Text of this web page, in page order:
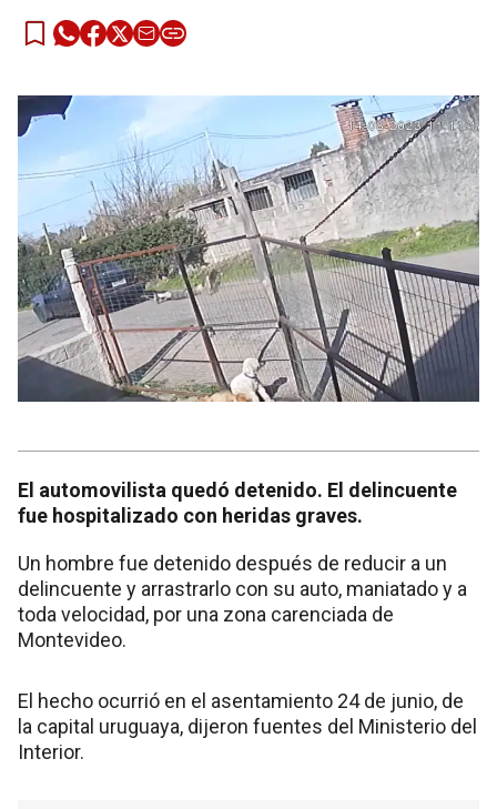
El automovilista quedó detenido. El delincuente
fue hospitalizado con heridas graves.
Un hombre fue detenido después de reducir a un
delincuente y arrastrarlo con su auto, maniatado y a
toda velocidad, por una zona carenciada de
Montevideo.
El hecho ocurrió en el asentamiento 24 de junio, de
la capital uruguaya, dijeron fuentes del Ministerio del
Interior.